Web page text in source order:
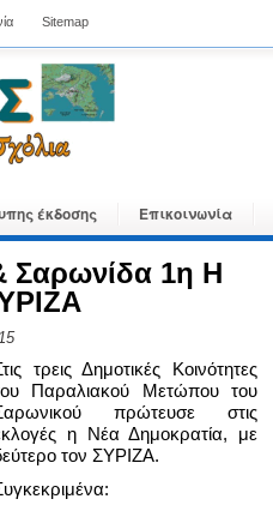
Sitemap
έκδοσης Επικοινωνία
Σαρωνίδα 1η Η
τρεις Δημοτικές Κοινότητες
Παραλιακού Μετώπου του
πρώτευσε στις
η Νέα Δημοκρατία, με
τον ΣΥΡΙΖΑ.